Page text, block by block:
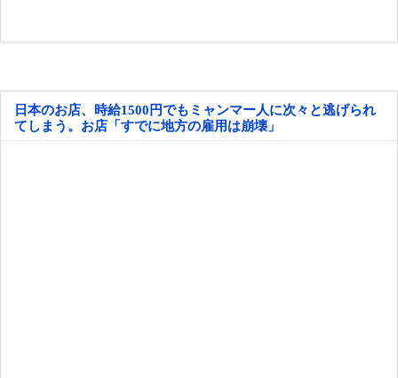
日本のお店、時給1500円でもミャンマー人に次々と逃げられ
てしまう。お店「すでに地方の雇用は崩壊」